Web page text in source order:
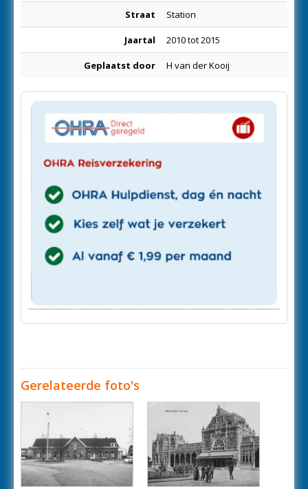
Straat Station
Jaartal 2010 tot 2015
Geplaatst door H van der Kooij
Gerelateerde foto's